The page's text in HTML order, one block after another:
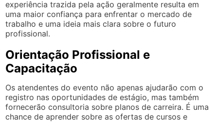
experiência trazida pela ação geralmente resulta em
uma maior confiança para enfrentar o mercado de
trabalho e uma ideia mais clara sobre o futuro
profissional.
Orientação Profissional e
Capacitação
Os atendentes do evento não apenas ajudarão com o
registro nas oportunidades de estágio, mas também
fornecerão consultoria sobre planos de carreira. É uma
chance de aprender sobre as ofertas de cursos e